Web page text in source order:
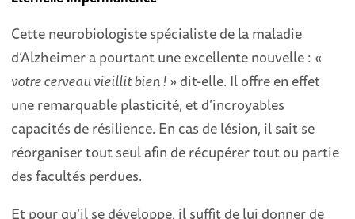
Cette neurobiologiste spécialiste de la maladie
d’Alzheimer a pourtant une excellente nouvelle : «
votre cerveau vieillit bien !» dit-elle. Il offre en effet
une remarquable plasticité, et d’incroyables
capacités de résilience. En cas de lésion, il sait se
réorganiser tout seul afin de récupérer tout ou partie
des facultés perdues.
Et pour qu’il se développe, il suffit de lui donner de